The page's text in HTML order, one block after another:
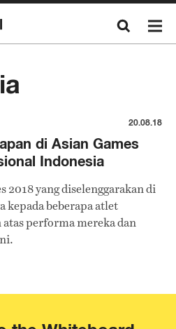
20.08.18
di Asian Games
Indonesia
2018 yang diselenggarakan di
kepada beberapa atlet
performa mereka dan